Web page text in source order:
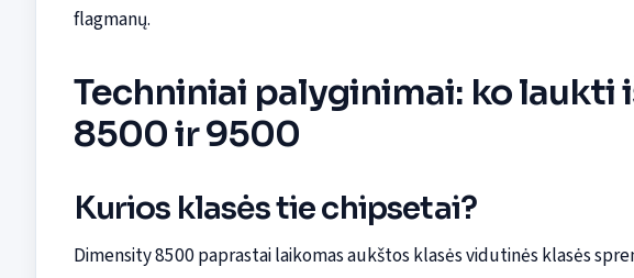
flagmanų.
Techniniai palyginimai: ko laukti
8500 ir 9500
Kurios klasės tie chipsetai?
Dimensity 8500 paprastai laikomas aukštos klasės vidutinės klasės